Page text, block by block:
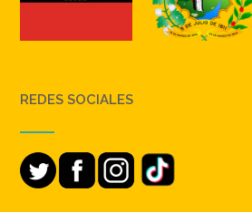
REDES SOCIALES